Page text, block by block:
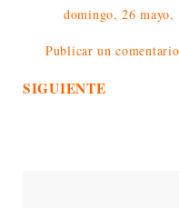
domingo, 26 mayo,
Publicar un comentario
SIGUIENTE